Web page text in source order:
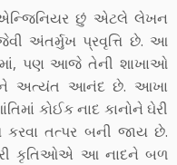
છું એટલે લેખન
જેવી અંતર્મુખ પ્રવૃત્તિ છે. આ
પણ આજે તેની શાખાઓ
મને અત્યંત આનંદ છે. આખા
કોઈક નાદ કાનોને ઘેરી
તત્પર બની જાય છે.
કૃતિઓએ આ નાદને બળ